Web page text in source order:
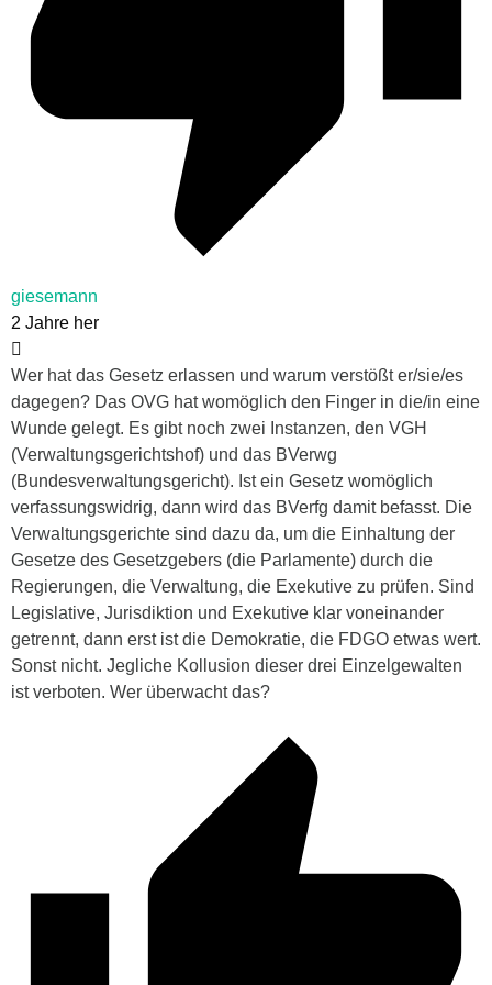
giesemann
2 Jahre her
Wer hat das Gesetz erlassen und warum verstößt er/sie/es
dagegen? Das OVG hat womöglich den Finger in die/in eine
Wunde gelegt. Es gibt noch zwei Instanzen, den VGH
(Verwaltungsgerichtshof) und das BVerwg
(Bundesverwaltungsgericht). Ist ein Gesetz womöglich
verfassungswidrig, dann wird das BVerfg damit befasst. Die
Verwaltungsgerichte sind dazu da, um die Einhaltung der
Gesetze des Gesetzgebers (die Parlamente) durch die
Regierungen, die Verwaltung, die Exekutive zu prüfen. Sind
Legislative, Jurisdiktion und Exekutive klar voneinander
getrennt, dann erst ist die Demokratie, die FDGO etwas wert.
Sonst nicht. Jegliche Kollusion dieser drei Einzelgewalten
ist verboten. Wer überwacht das?